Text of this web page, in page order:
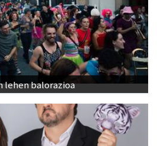
lehen balorazioa